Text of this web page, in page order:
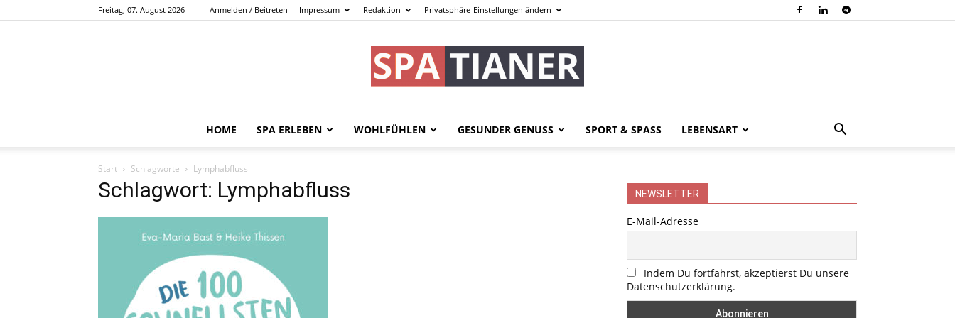
Freitag, 07. August 2026 Anmelden / Beitreten Impressum Redaktion Privatsphäre-Einstellungen ändern
spatianer.de
HOME SPA ERLEBEN WOHLFÜHLEN GESUNDER GENUSS SPORT & SPASS LEBENSART
Start Schlagworte Lymphabfluss
Schlagwort: Lymphabfluss NEWSLETTER
E-Mail-Adresse
Indem Du fortfährst, akzeptierst Du unsere
Datenschutzerklärung.